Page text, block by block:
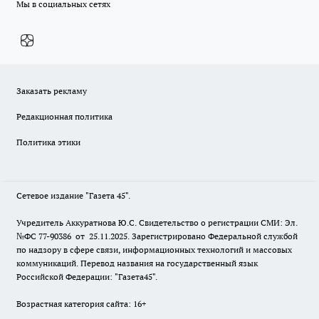
Мы в социальных сетях
Заказать рекламу
Редакционная политика
Политика этики
Сетевое издание "Газета 45".
Учредитель Аккуратнова Ю.С. Свидетельство о регистрации СМИ: Эл.
№ФС 77-90386 от 25.11.2025. Зарегистрировано Федеральной службой
по надзору в сфере связи, информационных технологий и массовых
коммуникаций. Перевод названия на государственный язык
Российской Федерации: "Газета45".
Возрастная категория сайта: 16+